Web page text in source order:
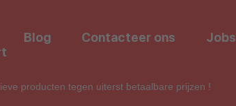
Blog Contacteer ons Jobs
producten tegen uiterst betaalbare prijzen !